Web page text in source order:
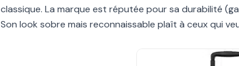
classique. La marque est réputée pour sa durabilité
Son look sobre mais reconnaissable plaît à ceux qui